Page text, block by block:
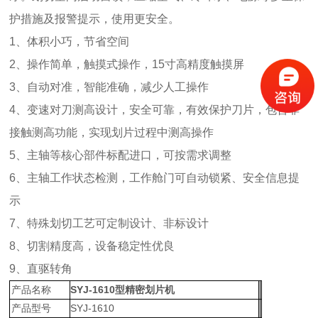
护措施及报警提示，使用更安全。
1、体积小巧，节省空间
2、操作简单，触摸式操作，15寸高精度触摸屏
3、自动对准，智能准确，减少人工操作
4、变速对刀测高设计，安全可靠，有效保护刀片，包含非
接触测高功能，实现划片过程中测高操作
5、主轴等核心部件标配进口，可按需求调整
6、主轴工作状态检测，工作舱门可自动锁紧、安全信息提
示
7、特殊划切工艺可定制设计、非标设计
8、切割精度高，设备稳定性优良
9、直驱转角
产品名称 SYJ-1610型精密划片机
产品型号
SYJ-1610